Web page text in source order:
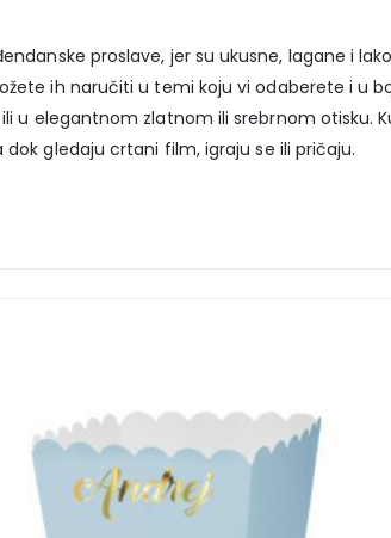
proslave, jer su ukusne, lagane i
ih naručiti u temi koju vi odaberete i u
u elegantnom zlatnom ili srebrnom otisku.
gledaju crtani film, igraju se ili pričaju.